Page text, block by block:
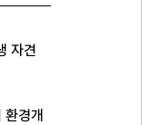
자견
경개